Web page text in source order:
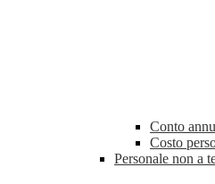
Conto
Costo
Personale non a